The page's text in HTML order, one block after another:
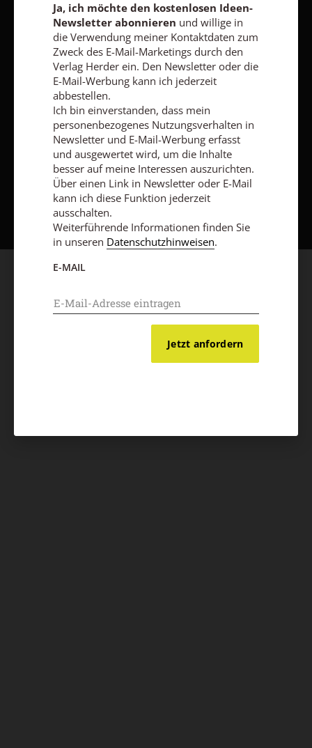
Vertrag widerrufen Abo online kündigen
Nach oben
Ja, ich möchte den kostenlosen Ideen-
Newsletter abonnieren und willige in
die Verwendung meiner Kontaktdaten zum
Zweck des E-Mail-Marketings durch den
Verlag Herder ein. Den Newsletter oder die
E-Mail-Werbung kann ich jederzeit
abbestellen.
Ich bin einverstanden, dass mein
personenbezogenes Nutzungsverhalten in
Newsletter und E-Mail-Werbung erfasst
und ausgewertet wird, um die Inhalte
besser auf meine Interessen auszurichten.
Über einen Link in Newsletter oder E-Mail
kann ich diese Funktion jederzeit
ausschalten.
Weiterführende Informationen finden Sie
in unseren Datenschutzhinweisen.
E-MAIL
Jetzt anfordern